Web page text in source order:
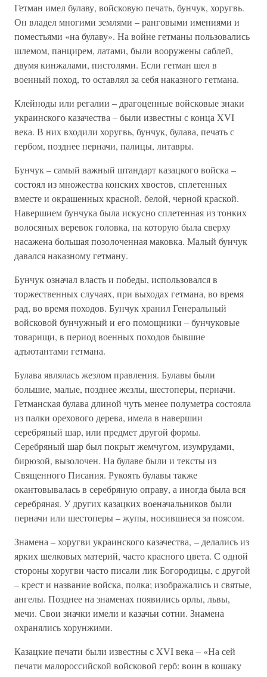
Гетман имел булаву, войсковую печать, бунчук, хоругвь.
Он владел многими землями – ранговыми имениями и
поместьями «на булаву». На войне гетманы пользовались
шлемом, панцирем, латами, были вооружены саблей,
двумя кинжалами, пистолями. Если гетман шел в
военный поход, то оставлял за себя наказного гетмана.
Клейноды или регалии – драгоценные войсковые знаки
украинского казачества – были известны с конца XVI
века. В них входили хоругвь, бунчук, булава, печать с
гербом, позднее перначи, палицы, литавры.
Бунчук – самый важный штандарт казацкого войска –
состоял из множества конских хвостов, сплетенных
вместе и окрашенных красной, белой, черной краской.
Навершием бунчука была искусно сплетенная из тонких
волосяных веревок головка, на которую была сверху
насажена большая позолоченная маковка. Малый бунчук
давался наказному гетману.
Бунчук означал власть и победы, использовался в
торжественных случаях, при выходах гетмана, во время
рад, во время походов. Бунчук хранил Генеральный
войсковой бунчужный и его помощники – бунчуковые
товарищи, в период военных походов бывшие
адъютантами гетмана.
Булава являлась жезлом правления. Булавы были
большие, малые, позднее жезлы, шестоперы, перначи.
Гетманская булава длиной чуть менее полуметра состояла
из палки орехового дерева, имела в навершии
серебряный шар, или предмет другой формы.
Серебряный шар был покрыт жемчугом, изумрудами,
бирюзой, вызолочен. На булаве были и тексты из
Священного Писания. Рукоять булавы также
окантовывалась в серебряную оправу, а иногда была вся
серебряная. У других казацких военачальников были
перначи или шестоперы – жупы, носившиеся за поясом.
Знамена – хоругви украинского казачества, – делались из
ярких шелковых материй, часто красного цвета. С одной
стороны хоругви часто писали лик Богородицы, с другой
– крест и название войска, полка; изображались и святые,
ангелы. Позднее на знаменах появились орлы, львы,
мечи. Свои значки имели и казачьи сотни. Знамена
охранялись хорунжими.
Казацкие печати были известны с XVI века – «На сей
печати малороссийской войсковой герб: воин в кошаку